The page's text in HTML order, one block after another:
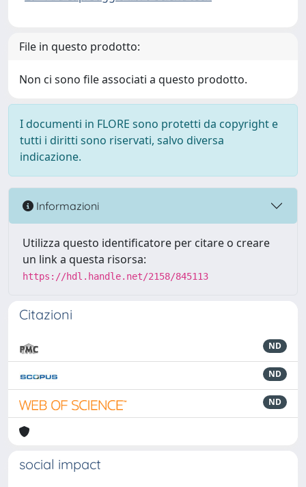
File in questo prodotto:
Non ci sono file associati a questo prodotto.
I documenti in FLORE sono protetti da copyright e
tutti i diritti sono riservati, salvo diversa
indicazione.
Informazioni
Utilizza questo identificatore per citare o creare
un link a questa risorsa:
https://hdl.handle.net/2158/845113
Citazioni
ND
ND
ND
social impact